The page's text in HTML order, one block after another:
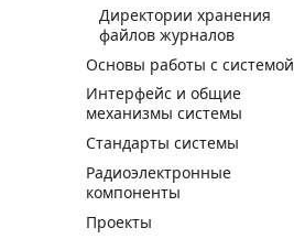
Директории хранения
файлов журналов
Основы работы с системой
Интерфейс и общие
механизмы системы
Стандарты системы
Радиоэлектронные
компоненты
Проекты